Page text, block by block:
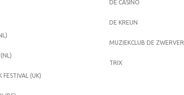
FESTIVAL (UK)
DE CASINO
DE KREUN
MUZIEKCLUB DE ZWERVER
TRIX